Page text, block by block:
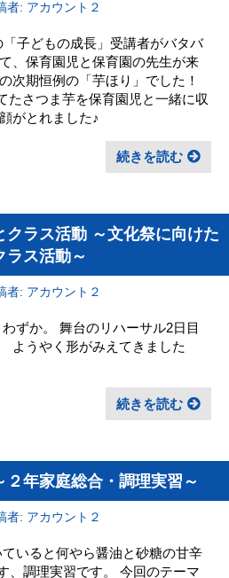
者: アカウント２
子どもの成長」受講者がバタバ
、保育園児と保育園の先生が来
次期恒例の「芋ほり」でした！
たさつま芋を保育園児と一緒に収
がとれました♪
続きを読む
ラス活動 ～文化祭に向けた
ラス活動～
者: アカウント２
ずか。 舞台のリハーサル2日目
ようやく形がみえてきました
続きを読む
年家庭総合・調理実習～
者: アカウント２
いると何やら醤油と砂糖の甘辛
、調理実習です。 今回のテーマ